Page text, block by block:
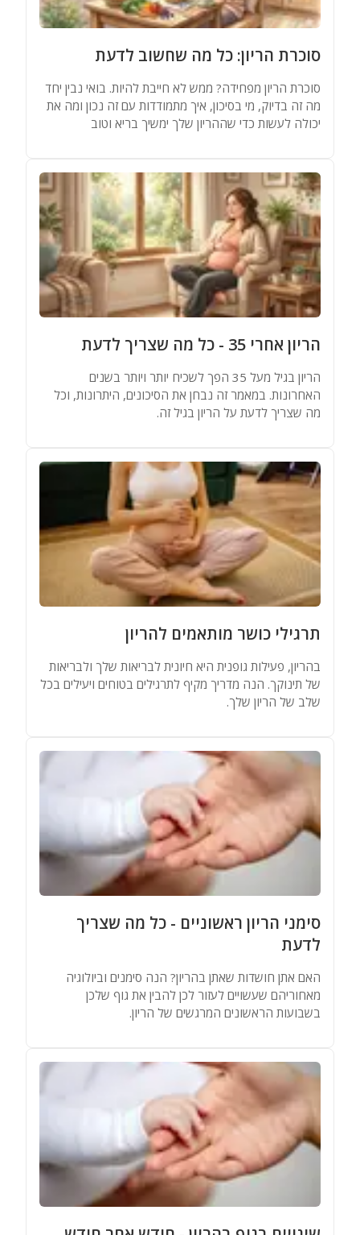
מאגר שמות
מחשבונים
סוכרת הריון: כל מה שחשוב לדעת
סוכרת הריון מפחידה? ממש לא חייבת להיות. בואי נבין יחד
מה זה בדיוק, מי בסיכון, איך מתמודדות עם זה נכון ומה את
יכולה לעשות כדי שההריון שלך ימשיך בריא וטוב
הריון אחרי 35 - כל מה שצריך לדעת
הריון בגיל מעל 35 הפך לשכיח יותר ויותר בשנים
האחרונות. במאמר זה נבחן את הסיכונים, היתרונות, וכל
מה שצריך לדעת על הריון בגיל זה.
תרגילי כושר מותאמים להריון
בהריון, פעילות גופנית היא חיונית לבריאות שלך ולבריאות
של תינוקך. הנה מדריך מקיף לתרגילים בטוחים ויעילים בכל
שלב של הריון שלך.
סימני הריון ראשוניים - כל מה שצריך
לדעת
האם אתן חושדות שאתן בהריון? הנה סימנים וביולוגיה
מאחוריהם שעשויים לעזור לכן להבין את גוף שלכן
בשבועות הראשונים המרגשים של הריון.